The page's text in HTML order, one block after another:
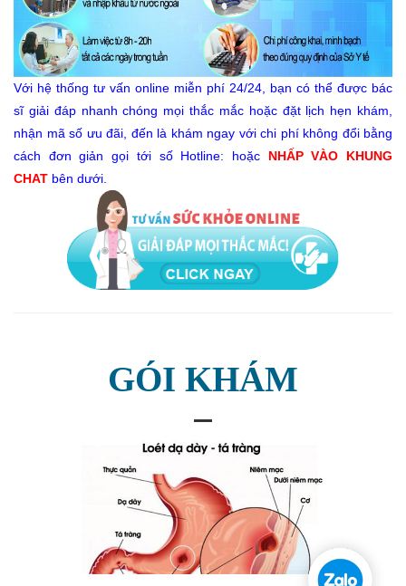
Với hệ thống tư vấn online miễn phí 24/24, bạn có thể được bác
sĩ giải đáp nhanh chóng mọi thắc mắc hoặc đặt lịch hẹn khám,
nhận mã số ưu đãi, đến là khám ngay với chi phí không đổi bằng
cách đơn giản gọi tới số Hotline: hoặc NHẤP VÀO KHUNG
CHAT bên dưới.
GÓI KHÁM